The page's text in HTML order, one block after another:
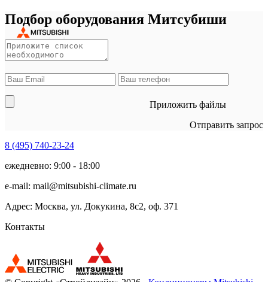
Подбор оборудования Митсубиши
Приложить файлы
Отправить запрос
8 (495) 740-23-24
ежедневно: 9:00 - 18:00
e-mail: mail@mitsubishi-climate.ru
Адрес: Москва, ул. Докукина, 8с2, оф. 371
Контакты